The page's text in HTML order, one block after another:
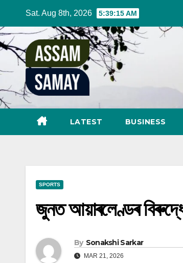
content
Sat. Aug 8th, 2026 5:39:16 AM
LATEST BUSINESS
SPORTS
জুনত আয়াৰলেণ্ডৰ
By Sonakshi Sarkar
MAR 21, 2026